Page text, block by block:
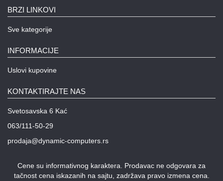
BRZI LINKOVI
Sve kategorije
INFORMACIJE
Uslovi kupovine
KONTAKTIRAJTE NAS
Svetosavska 6 Kać
063/111-50-29
prodaja@dynamic-computers.rs
Cene su informativnog karaktera. Prodavac ne odgovara za
tačnost cena iskazanih na sajtu, zadržava pravo izmena cena.